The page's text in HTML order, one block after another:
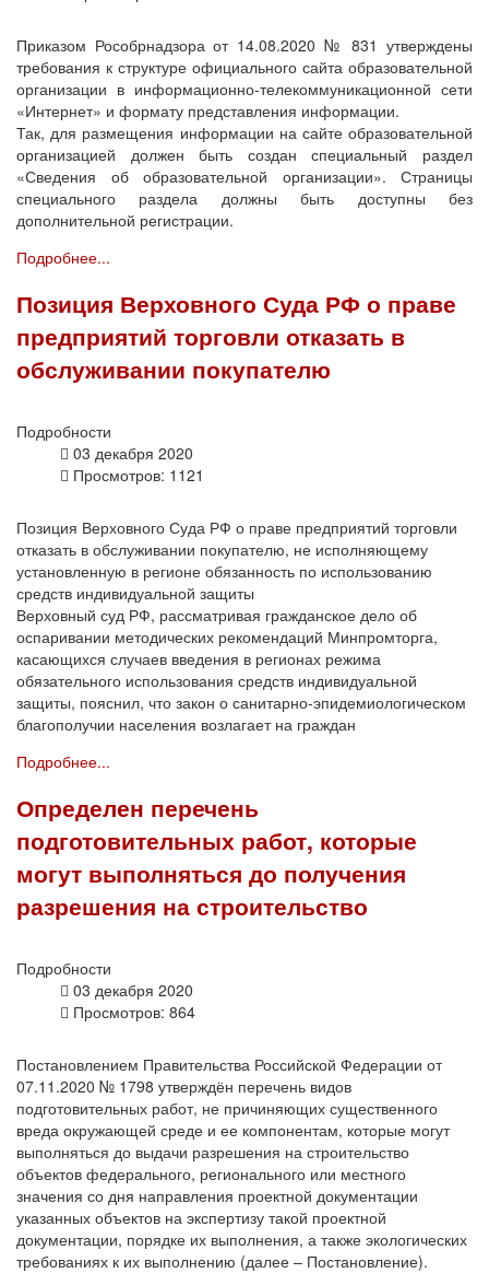
Приказом Рособрнадзора от 14.08.2020 № 831 утверждены
требования к структуре официального сайта образовательной
организации в информационно-телекоммуникационной сети
«Интернет» и формату представления информации.
Так, для размещения информации на сайте образовательной
организацией должен быть создан специальный раздел
«Сведения об образовательной организации». Страницы
специального раздела должны быть доступны без
дополнительной регистрации.
Подробнее...
Позиция Верховного Суда РФ о праве
предприятий торговли отказать в
обслуживании покупателю
Подробности
03 декабря 2020
Просмотров: 1121
Позиция Верховного Суда РФ о праве предприятий торговли
отказать в обслуживании покупателю, не исполняющему
установленную в регионе обязанность по использованию
средств индивидуальной защиты
Верховный суд РФ, рассматривая гражданское дело об
оспаривании методических рекомендаций Минпромторга,
касающихся случаев введения в регионах режима
обязательного использования средств индивидуальной
защиты, пояснил, что закон о санитарно-эпидемиологическом
благополучии населения возлагает на граждан
Подробнее...
Определен перечень
подготовительных работ, которые
могут выполняться до получения
разрешения на строительство
Подробности
03 декабря 2020
Просмотров: 864
Постановлением Правительства Российской Федерации от
07.11.2020 № 1798 утверждён перечень видов
подготовительных работ, не причиняющих существенного
вреда окружающей среде и ее компонентам, которые могут
выполняться до выдачи разрешения на строительство
объектов федерального, регионального или местного
значения со дня направления проектной документации
указанных объектов на экспертизу такой проектной
документации, порядке их выполнения, а также экологических
требованиях к их выполнению (далее – Постановление).